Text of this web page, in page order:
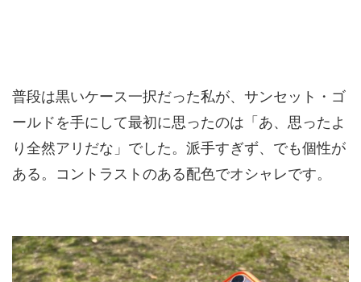
普段は黒いケース一択だった私が、サンセット・ゴ
ールドを手にして最初に思ったのは「あ、思ったよ
り全然アリだな」でした。派手すぎず、でも個性が
ある。コントラストのある配色でオシャレです。